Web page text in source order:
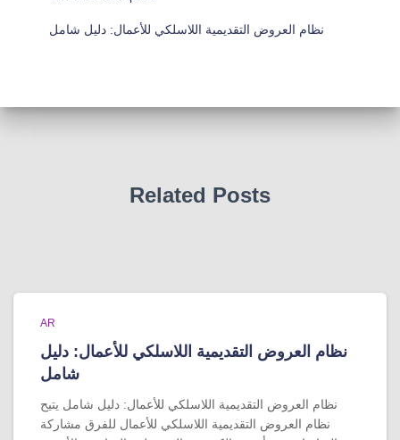
نظام العروض التقديمية اللاسلكي للأعمال: دليل شامل
Related Posts
AR
نظام العروض التقديمية اللاسلكي للأعمال: دليل
شامل
نظام العروض التقديمية اللاسلكي للأعمال: دليل شامل يتيح
نظام العروض التقديمية اللاسلكي للأعمال للفرق مشاركة